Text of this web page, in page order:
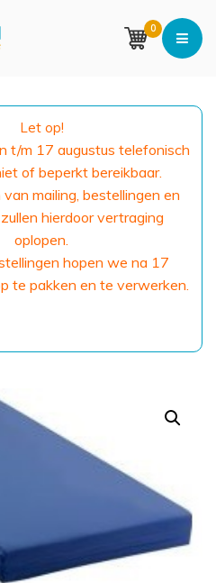
0
Let op!
t/m 17 augustus telefonisch
of beperkt bereikbaar.
mailing, bestellingen en
hierdoor vertraging
oplopen.
hopen we na 17
te pakken en te verwerken.